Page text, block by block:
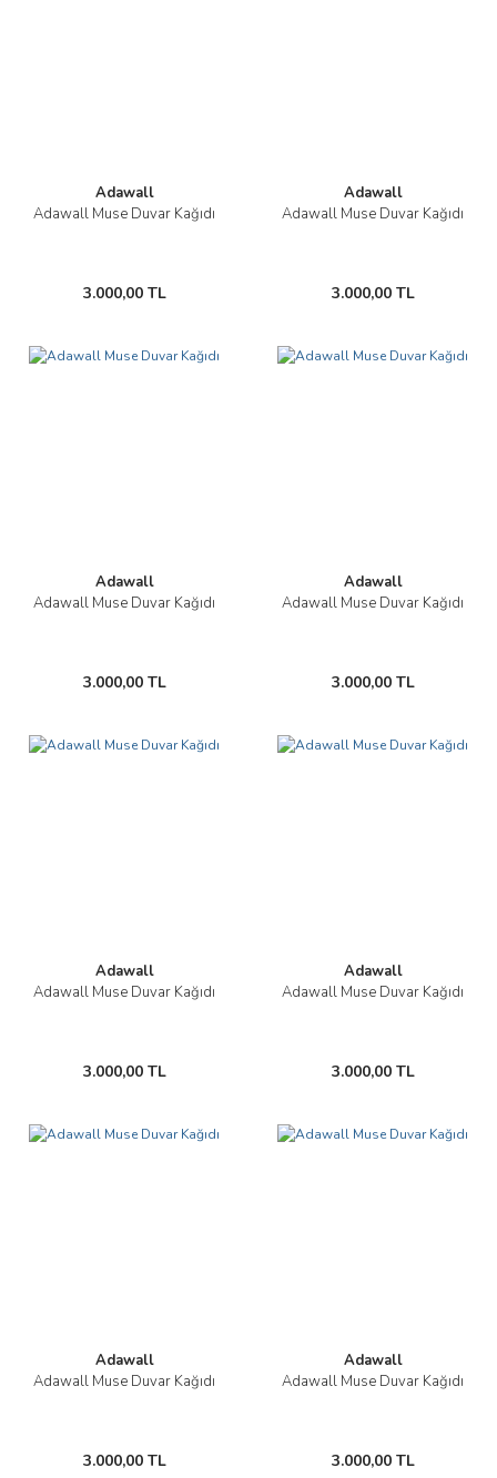
Adawall
Adawall Muse Duvar Kağıdı
3.000,00 TL
Adawall
Adawall Muse Duvar Kağıdı
3.000,00 TL
Adawall
Adawall Muse Duvar Kağıdı
3.000,00 TL
Adawall
Adawall Muse Duvar Kağıdı
3.000,00 TL
Adawall
Adawall Muse Duvar Kağıdı
3.000,00 TL
Adawall
Adawall Muse Duvar Kağıdı
3.000,00 TL
Adawall
Adawall Muse Duvar Kağıdı
3.000,00 TL
Adawall
Adawall Muse Duvar Kağıdı
3.000,00 TL